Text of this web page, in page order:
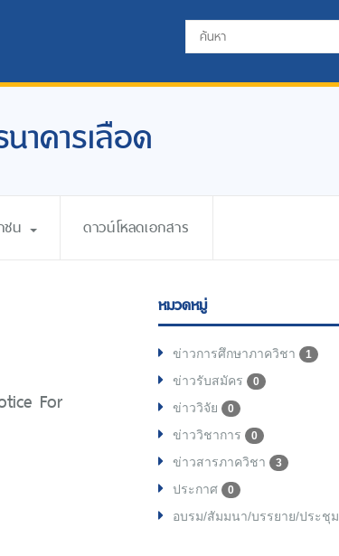
าคารเลือด
ชน ดาวน์โหลดเอกสาร
For
หมวดหมู่
ข่าวการศึกษาภาควิชา 1
ข่าวรับสมัคร 0
ข่าววิจัย 0
ข่าววิชาการ 0
ข่าวสารภาควิชา 3
ประกาศ 0
อบรม/สัมมนา/บรรยาย/ประชุม